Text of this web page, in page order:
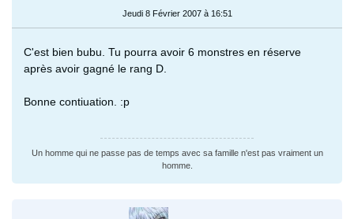
Jeudi 8 Février 2007 à 16:51
C'est bien bubu. Tu pourra avoir 6 monstres en réserve
après avoir gagné le rang D.
Bonne contiuation. :p
Un homme qui ne passe pas de temps avec sa famille n'est pas vraiment un
homme.